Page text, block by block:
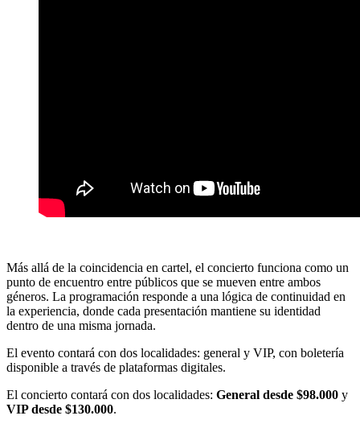
Más allá de la coincidencia en cartel, el concierto funciona como un
punto de encuentro entre públicos que se mueven entre ambos
géneros. La programación responde a una lógica de continuidad en
la experiencia, donde cada presentación mantiene su identidad
dentro de una misma jornada.
El evento contará con dos localidades: general y VIP, con boletería
disponible a través de plataformas digitales.
El concierto contará con dos localidades: General desde $98.000 y
VIP desde $130.000.